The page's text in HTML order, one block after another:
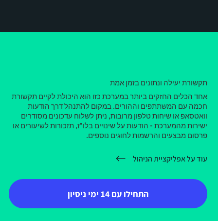
תקשורת יעילה ונתונים בזמן אמת
אחד הכלים החזקים ביותר במערכת כזו הוא היכולת לקיים תקשורת
חכמה עם המשתתפים וההורים. במקום להתנהל דרך הודעות
וואטסאפ או שיחות טלפון מרובות, ניתן לשלוח עדכונים מסודרים
ישירות מהמערכת - הודעות על שינויים בלו"ז, תזכורות לשיעורים או
פרסום מבצעים והרשמות לחוגים נוספים.
התחילו עם 14 ימי ניסיון
עוד על אפליקציית הניהול